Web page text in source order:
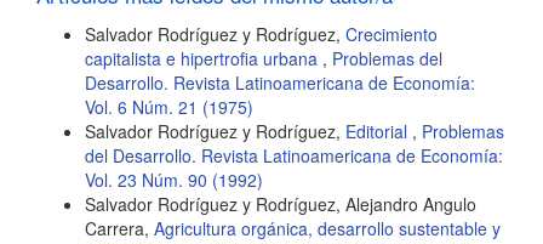
Salvador Rodríguez y Rodríguez, Crecimiento
capitalista e hipertrofia urbana , Problemas del
Desarrollo. Revista Latinoamericana de Economía:
Vol. 6 Núm. 21 (1975)
Salvador Rodríguez y Rodríguez, Editorial , Problemas
del Desarrollo. Revista Latinoamericana de Economía:
Vol. 23 Núm. 90 (1992)
Salvador Rodríguez y Rodríguez, Alejandro Angulo
Carrera, Agricultura orgánica, desarrollo sustentable y